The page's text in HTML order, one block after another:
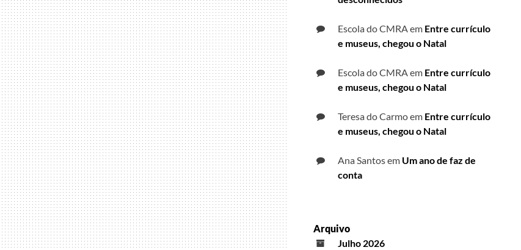
Escola do CMRAem Entre currículo
e museus, chegou o Natal
Escola do CMRAem Entre currículo
e museus, chegou o Natal
Teresa do Carmoem Entre currículo
e museus, chegou o Natal
Ana Santosem Um ano de faz de
conta
Arquivo
Julho 2026